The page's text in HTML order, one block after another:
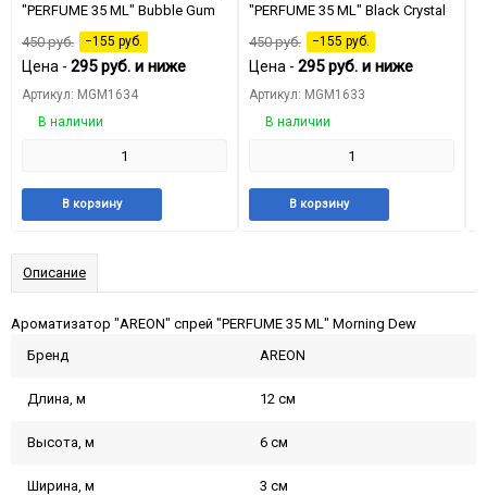
"PERFUME 35 ML" Bubble Gum
450руб. −155 руб.
Цена - 295руб. и ниже
Артикул: MGM1634
В наличии
В корзину
"PERFUME 35 ML" Black Crystal
450руб. −155 руб.
Цена - 295руб. и ниже
Артикул: MGM1633
В наличии
В корзину
Описание
Ароматизатор "AREON" спрей "PERFUME 35 ML" Morning Dew
Бренд
AREON
Длина, м 12 см
Высота, м 6 см
Ширина, м 3 см